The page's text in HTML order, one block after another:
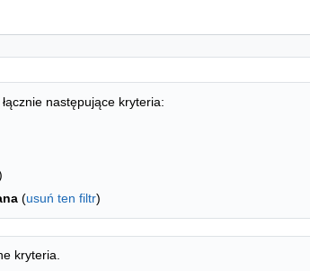
następujące kryteria:
(usuń ten filtr)
kryteria.